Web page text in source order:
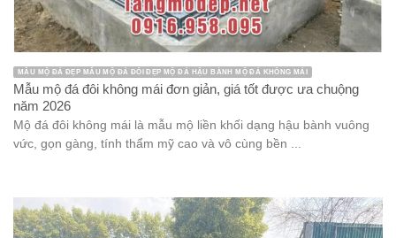
MẪU MỘ ĐÁ ĐẸP MẪU MỘ ĐÁ ĐÔI ĐẸP MỘ ĐÁ HẬU BÀNH MỘ ĐÁ KHÔNG MÁI
Mẫu mộ đá đôi không mái đơn giản, giá tốt được ưa chuộng
năm 2026
Mộ đá đôi không mái là mẫu mộ liền khối dạng hậu bành vuông
vức, gọn gàng, tính thẩm mỹ cao và vô cùng bền ...